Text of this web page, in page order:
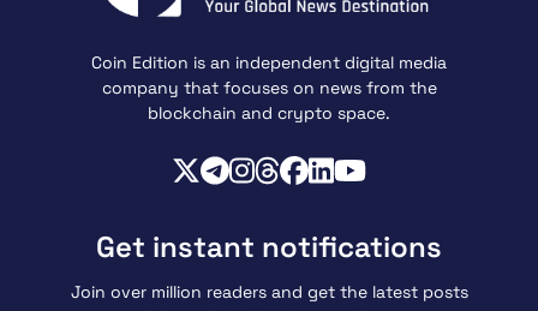
Coin Edition is an independent digital media
company that focuses on news from the
blockchain and crypto space.
Get instant notifications
Join over million readers and get the latest posts